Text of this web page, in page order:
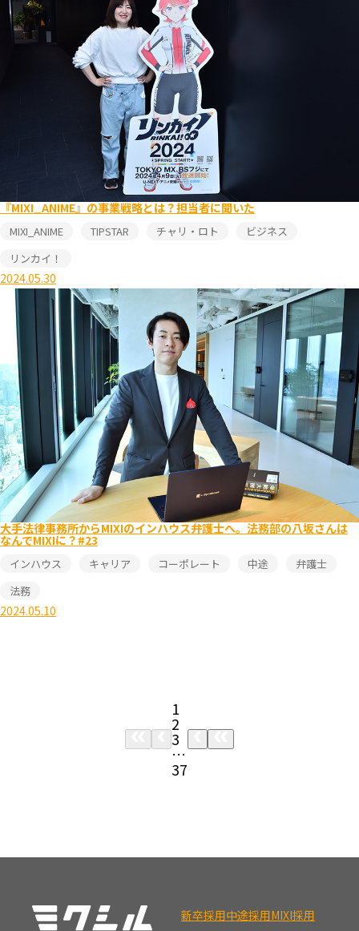
『MIXI_ANIME』の事業戦略とは？担当者に聞いた
MIXI_ANIME TIPSTAR チャリ・ロト
ビジネス
リンカイ！
2024.05.30
大手法律事務所からMIXIのインハウス弁護士へ。法務部の八坂さんは
なんでMIXIに？#23
インハウス キャリア コーポレート 中途
弁護士
法務
2024.05.10
1
2
3
…
37
新卒採用中途採用MIXI採用